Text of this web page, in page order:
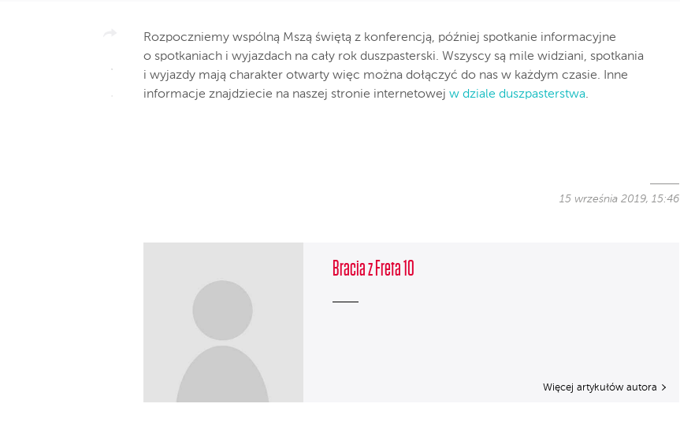
Rozpoczniemy wspólną Mszą świętą z konferencją, później spotkanie informacyjne
o spotkaniach i wyjazdach na cały rok duszpasterski. Wszyscy są mile widziani, spotkania
i wyjazdy mają charakter otwarty więc można dołączyć do nas w każdym czasie. Inne
informacje znajdziecie na naszej stronie internetowej w dziale duszpasterstwa.
15 września 2019, 15:46
Bracia z Freta 10
Więcej artykułów autora